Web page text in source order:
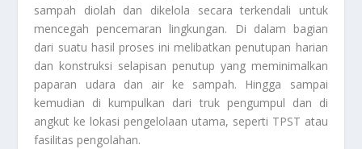
sampah diolah dan dikelola secara terkendali untuk
mencegah pencemaran lingkungan. Di dalam bagian
dari suatu hasil proses ini melibatkan penutupan harian
dan konstruksi selapisan penutup yang meminimalkan
paparan udara dan air ke sampah. Hingga sampai
kemudian di kumpulkan dari truk pengumpul dan di
angkut ke lokasi pengelolaan utama, seperti TPST atau
fasilitas pengolahan.